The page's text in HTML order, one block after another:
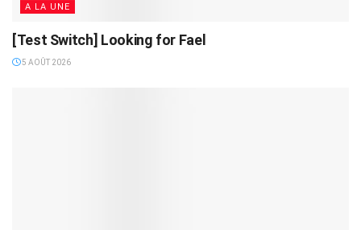
A LA UNE
[Test Switch] Looking for Fael
5 AOÛT 2026